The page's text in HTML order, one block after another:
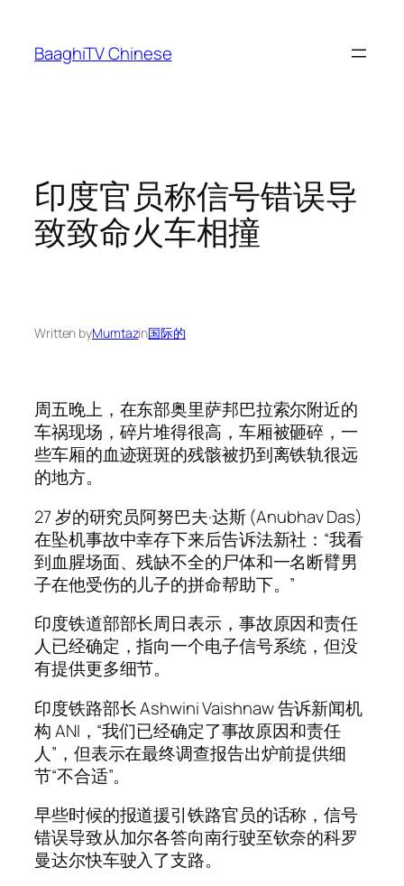
content
BaaghiTV Chinese
印度官员称信号错误导
致致命火车相撞
Written byMumtazin国际的
周五晚上，在东部奥里萨邦巴拉索尔附近的
车祸现场，碎片堆得很高，车厢被砸碎，一
些车厢的血迹斑斑的残骸被扔到离铁轨很远
的地方。
27 岁的研究员阿努巴夫·达斯 (Anubhav Das)
在坠机事故中幸存下来后告诉法新社：“我看
到血腥场面、残缺不全的尸体和一名断臂男
子在他受伤的儿子的拼命帮助下。”
印度铁道部部长周日表示，事故原因和责任
人已经确定，指向一个电子信号系统，但没
有提供更多细节。
印度铁路部长 Ashwini Vaishnaw 告诉新闻机
构 ANI，“我们已经确定了事故原因和责任
人”，但表示在最终调查报告出炉前提供细
节“不合适”。
早些时候的报道援引铁路官员的话称，信号
错误导致从加尔各答向南行驶至钦奈的科罗
曼达尔快车驶入了支路。